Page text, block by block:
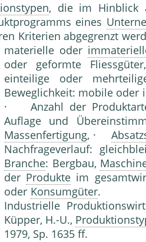
, die im
eines
Kriterien abgegrenzt
materielle oder
oder geformte
einteilige oder
Beweglichkeit: mobile oder
· Anzahl der
Auflage und
Massenfertigung, ·
Nachfrageverlauf:
Branche: Bergbau,
der Produkte im
oder Konsumgüter.
Industrielle
Küpper, H.-U.,
1979, Sp. 1635 ff.